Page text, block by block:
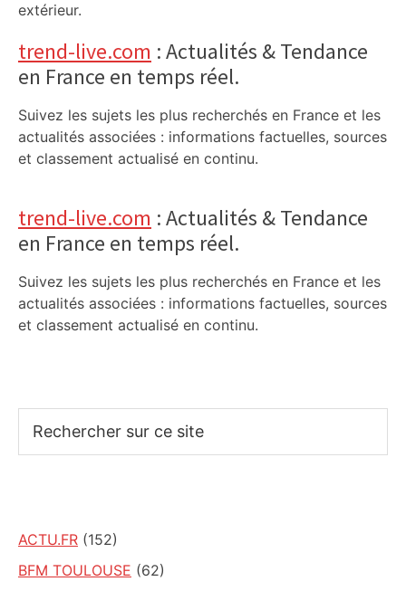
extérieur.
trend-live.com : Actualités & Tendance
en France en temps réel.
Suivez les sujets les plus recherchés en France et les
actualités associées : informations factuelles, sources
et classement actualisé en continu.
trend-live.com : Actualités & Tendance
en France en temps réel.
Suivez les sujets les plus recherchés en France et les
actualités associées : informations factuelles, sources
et classement actualisé en continu.
sur
ACTU.FR (152)
BFM TOULOUSE (62)